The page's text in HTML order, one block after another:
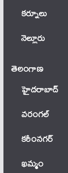
కర్నూలు
నెల్లూరు
తెలంగాణ‌
హైదరాబాద్
వ‌రంగ‌ల్
కరీంనగర్
ఖ‌మ్మం